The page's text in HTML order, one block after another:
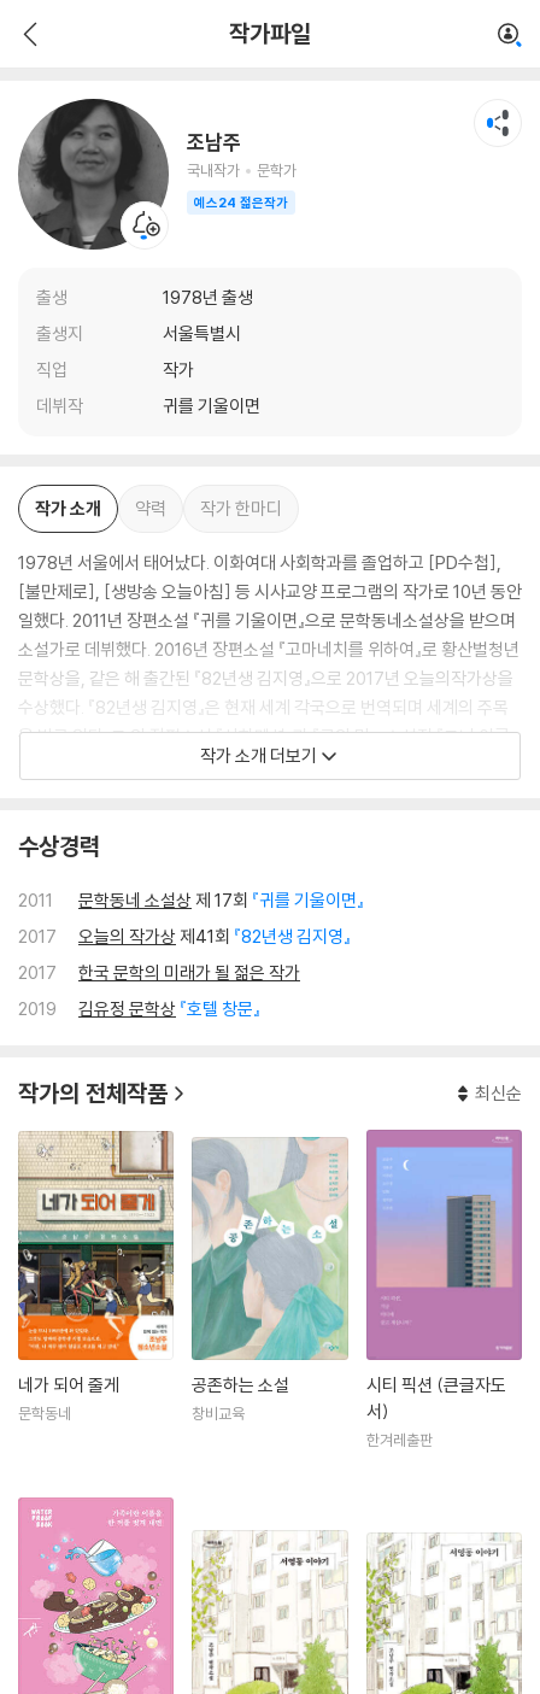
작가파일
조남주
국내작가 문학가
예스24 젊은작가
출생
1978년 출생
출생지
서울특별시
직업
작가
데뷔작
귀를 기울이면
작가 소개 약력 작가 한마디
1978년 서울에서 태어났다. 이화여대 사회학과를 졸업하고 [PD수첩],
[불만제로], [생방송 오늘아침] 등 시사교양 프로그램의 작가로 10년 동안
일했다. 2011년 장편소설 『귀를 기울이면』으로 문학동네소설상을 받으며
소설가로 데뷔했다. 2016년 장편소설 『고마네치를 위하여』로 황산벌청년
문학상을, 같은 해 출간된 『82년생 김지영』으로 2017년 오늘의작가상을
수상했다. 『82년생 김지영』은 현재 세계 각국으로 번역되며 세계의 주목
을 받고 있다. 그 외 장편소설 『사하맨션』과 『귤의 맛』, 소설집 『그녀 이름
은』, 『우리가 쓴 것』 등이 있다. 2017년도 한국 문학의 미래가 될 젊은 작가
작가 소개 더보기
수상경력
2011 문학동네 소설상 제 17회 『귀를 기울이면』
2017
오늘의 작가상 제41회 『82년생 김지영』
2017
한국 문학의 미래가 될 젊은 작가
2019
김유정 문학상 『호텔 창문』
작가의 전체작품 최신순
네가 되어 줄게
문학동네
공존하는 소설
창비교육
시티 픽션 (큰글자도
서)
한겨레출판